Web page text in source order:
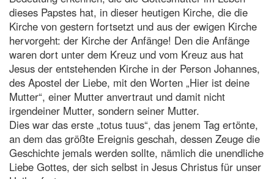
dieses Papstes hat, in dieser heutigen Kirche, die die
Kirche von gestern fortsetzt und aus der ewigen Kirche
hervorgeht: der Kirche der Anfänge! Den die Anfänge
waren dort unter dem Kreuz und vom Kreuz aus hat
Jesus der entstehenden Kirche in der Person Johannes,
des Apostel der Liebe, mit den Worten „Hier ist deine
Mutter“, einer Mutter anvertraut und damit nicht
irgendeiner Mutter, sondern seiner Mutter.
Dies war das erste „totus tuus“, das jenem Tag ertönte,
an dem das größte Ereignis geschah, dessen Zeuge die
Geschichte jemals werden sollte, nämlich die unendliche
Liebe Gottes, der sich selbst in Jesus Christus für unser